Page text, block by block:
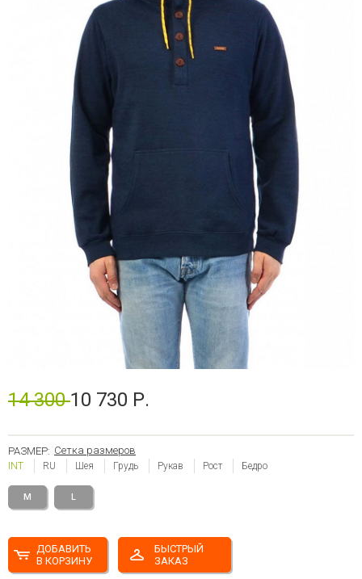
14 30010 730 Р.
РАЗМЕР: Сетка размеров
INT RU Шея Грудь Рукав Рост Бедро
M L
ДОБАВИТЬ
В КОРЗИНУ
БЫСТРЫЙ
ЗАКАЗ